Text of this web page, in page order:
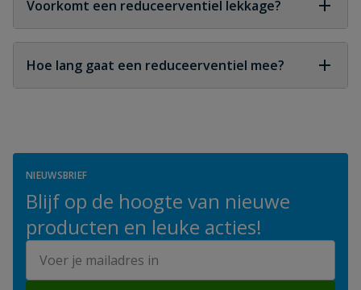
Voorkomt een reduceerventiel lekkage?
Indirect wel, omdat het overdruk en drukpieken
voorkomt die lekkage kunnen veroorzaken.
Hoe lang gaat een reduceerventiel mee?
NIEUWSBRIEF
Blijf op de hoogte van nieuwe
producten en leuke acties!